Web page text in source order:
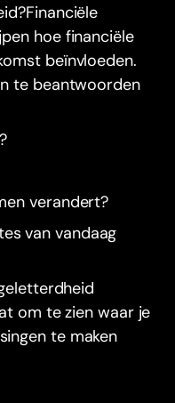
hoe financiële
beïnvloeden.
te beantwoorden
verandert?
van vandaag
om te zien waar je
te maken